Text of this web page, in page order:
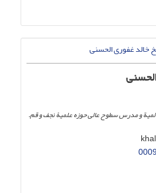
و مدرس سطوح عالی حوزه علمیۀ نجف و قم.